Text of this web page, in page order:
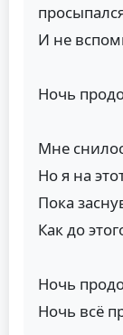
И не
Ночь
Мне
Но я на
Пока
Как до
Ночь
Ночь всё